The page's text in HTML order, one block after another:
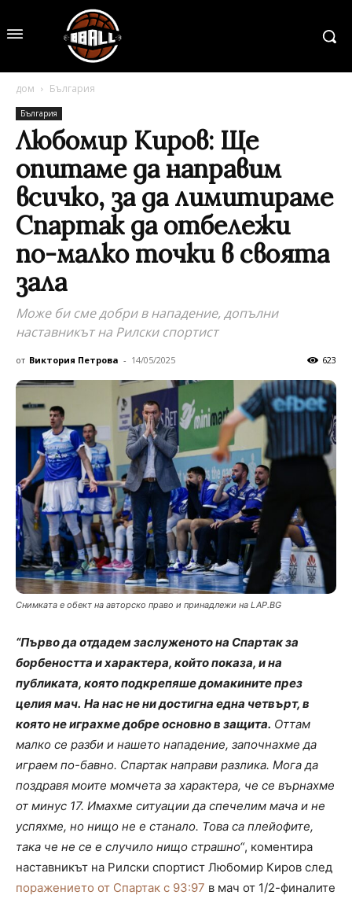
дом България
България
Любомир Киров: Ще
опитаме да направим
всичко, за да лимитираме
Спартак да отбележи
по-малко точки в своята
зала
Може би сме добри в нападение, допълни
наставникът на Рилски спортист
от Виктория Петрова - 14/05/2025 623
Снимката е обект на авторско право и принадлежи на LAP.BG
“Първо да отдадем заслуженото на Спартак за
борбеността и характера, който показа, и на
публиката, която подкрепяше домакините през
целия мач. На нас не ни достигна една четвърт, в
която не играхме добре основно в защита. Оттам
малко се разби и нашето нападение, започнахме да
играем по-бавно. Спартак направи разлика. Мога да
поздравя моите момчета за характера, че се върнахме
от минус 17. Имахме ситуации да спечелим мача и не
успяхме, но нищо не е станало. Това са плейофите,
така че не се е случило нищо страшно“, коментира
наставникът на Рилски спортист Любомир Киров след
поражението от Спартак с 93:97 в мач от 1/2-финалите